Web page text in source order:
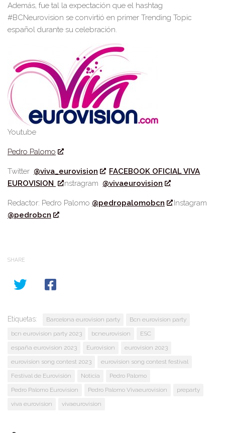
Además, fue tal la expectación que el hashtag
#BCNeurovision se convirtió en primer Trending Topic
español durante su celebración.
Youtube
Pedro Palomo
Twitter @viva_eurovision
FACEBOOK OFICIAL VIVA
EUROVISION
Instragram @vivaeurovision
Redactor: Pedro Palomo @pedropalomobcn
Instagram
@pedrobcn
SHARE
Etiquetas: Barcelona eurovision party
Bcn eurovision party
bcn eurovision party 2023
bcneurovision
ESC
españa eurovision 2023
Eurovision
eurovision 2023
eurovision song contest 2023
eurovision song contest festival
Festival de Eurovisión
Noticia
Pedro Palomo
Pedro Palomo Eurovision
Pedro Palomo Vivaeurovision
preparty
viva eurovision
vivaeurovision